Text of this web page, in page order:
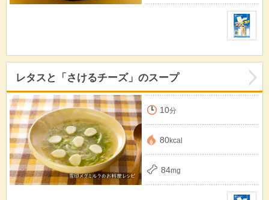
レタスと「さけるチーズ」のスープ
10分
80kcal
84mg